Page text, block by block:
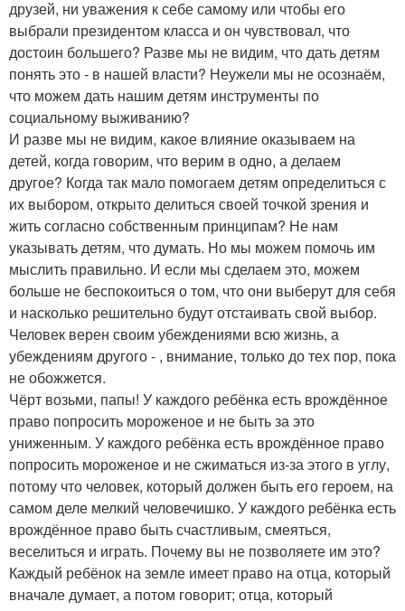
друзей, ни уважения к себе самому или чтобы его
выбрали президентом класса и он чувствовал, что
достоин большего? Разве мы не видим, что дать детям
понять это - в нашей власти? Неужели мы не осознаём,
что можем дать нашим детям инструменты по
социальному выживанию?
И разве мы не видим, какое влияние оказываем на
детей, когда говорим, что верим в одно, а делаем
другое? Когда так мало помогаем детям определиться с
их выбором, открыто делиться своей точкой зрения и
жить согласно собственным принципам? Не нам
указывать детям, что думать. Но мы можем помочь им
мыслить правильно. И если мы сделаем это, можем
больше не беспокоиться о том, что они выберут для себя
и насколько решительно будут отстаивать свой выбор.
Человек верен своим убеждениями всю жизнь, а
убеждениям другого - , внимание, только до тех пор, пока
не обожжется.
Чёрт возьми, папы! У каждого ребёнка есть врождённое
право попросить мороженое и не быть за это
униженным. У каждого ребёнка есть врождённое право
попросить мороженое и не сжиматься из-за этого в углу,
потому что человек, который должен быть его героем, на
самом деле мелкий человечишко. У каждого ребёнка есть
врождённое право быть счастливым, смеяться,
веселиться и играть. Почему вы не позволяете им это?
Каждый ребёнок на земле имеет право на отца, который
вначале думает, а потом говорит; отца, который